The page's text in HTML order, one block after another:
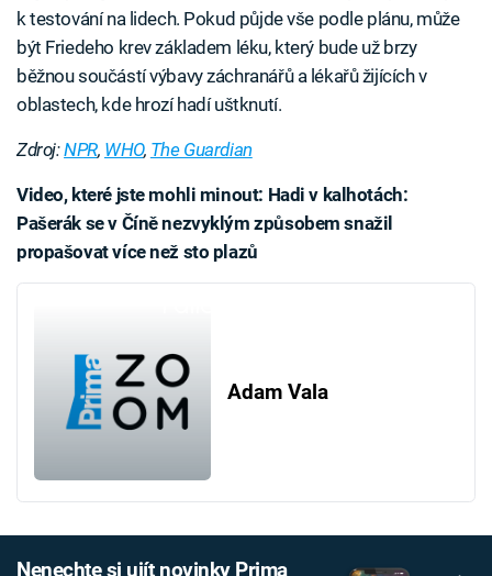
k testování na lidech. Pokud půjde vše podle plánu, může
být Friedeho krev základem léku, který bude už brzy
běžnou součástí výbavy záchranářů a lékařů žijících v
oblastech, kde hrozí hadí uštknutí.
Zdroj:NPR, WHO, The Guardian
Video, které jste mohli minout: Hadi v kalhotách:
Pašerák se v Číně nezvyklým způsobem snažil
propašovat více než sto plazů
Adam Vala
Nenechte si ujít novinky Prima